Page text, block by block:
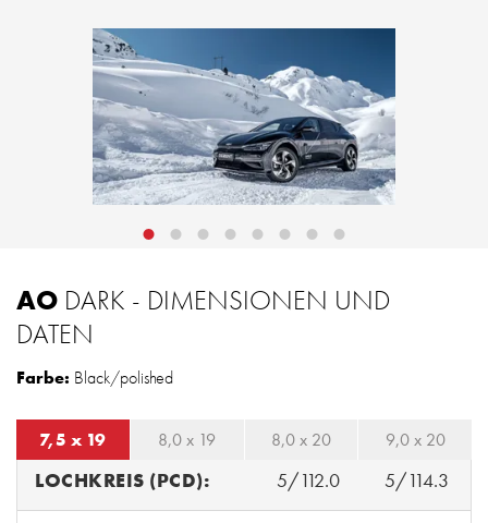
AO DARK - DIMENSIONEN UND
DATEN
Farbe: Black/polished
7,5 x 19 8,0 x 19 8,0 x 20 9,0 x 20
LOCHKREIS (PCD): 5/112.0 5/114.3